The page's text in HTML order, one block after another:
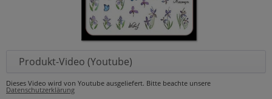
Produkt-Video (Youtube)
Dieses Video wird von Youtube ausgeliefert. Bitte beachte unsere
Datenschutzerklärung